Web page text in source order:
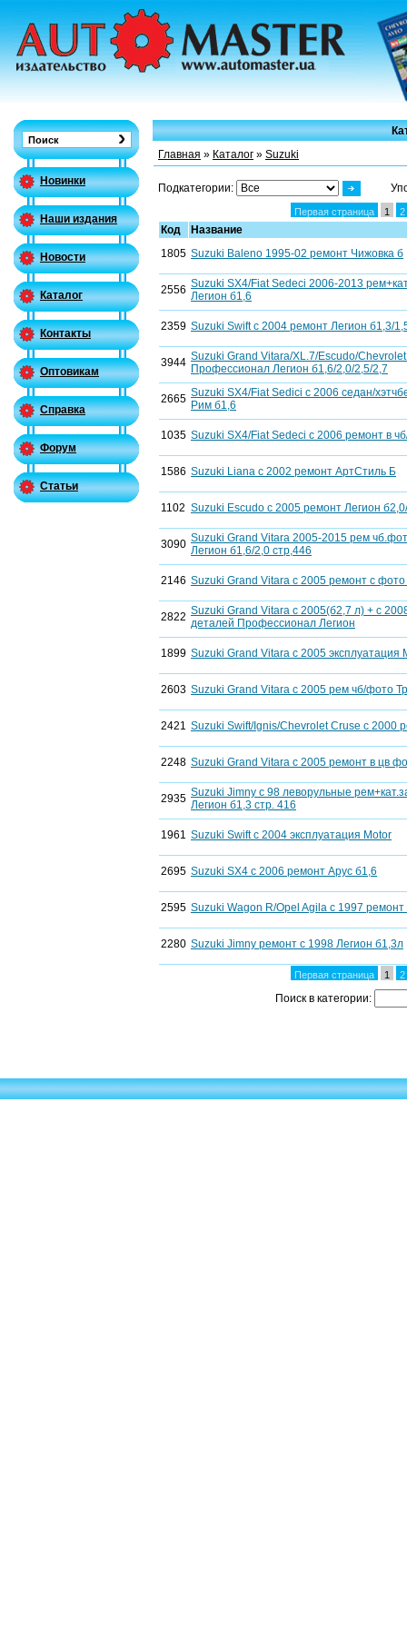
Новинки
Наши издания
Новости
Каталог
Контакты
Оптовикам
Справка
Форум
Статьи
Главная » Каталог » Suzuki
Подкатегории:
Первая страница 1 2
Код
Название
1805 Suzuki Baleno 1995-02 ремонт Чижовка б
2556 Suzuki SX4/Fiat Sedeci 2006-2013
Легион б1,6
2359 Suzuki Swift c 2004 ремонт Легион б1,3/
3944 Suzuki Grand Vitara/XL.7/Escudo/
Профессионал Легион б1,6/2,0/2,5/2,7
2665 Suzuki SX4/Fiat Sedici с 2006 седан/
Рим б1,6
1035 Suzuki SX4/Fiat Sedeci с 2006 ремонт в
1586 Suzuki Liana с 2002 ремонт АртСтиль Б
1102 Suzuki Escudo с 2005 ремонт Легион
3090 Suzuki Grand Vitara 2005-2015 рем
Легион б1,6/2,0 стр,446
2146 Suzuki Grand Vitara с 2005 ремонт с фото
2822 Suzuki Grand Vitara с 2005(б2,7 л) + с
деталей Профессионал Легион
1899 Suzuki Grand Vitara c 2005 эксплуатация
2603 Suzuki Grand Vitara с 2005 рем чб/фото
2421 Suzuki Swift/Ignis/Chevrolet Cruse с 2000
2248 Suzuki Grand Vitara с 2005 ремонт в цв
2935 Suzuki Jimny с 98 леворульные
Легион б1,3 стр. 416
1961 Suzuki Swift c 2004 эксплуатация Motor
2695 Suzuki SX4 с 2006 ремонт Арус б1,6
2595 Suzuki Wagon R/Opel Agila c 1997 ремонт
2280 Suzuki Jimny ремонт с 1998 Легион б1,3л
Первая страница 1 2
Поиск в категории: